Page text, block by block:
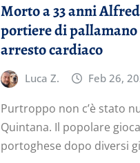
Morto a 33 anni
portiere di
arresto cardiaco
Luca Z. Feb 26,
Purtroppo non c’è stato
Quintana. Il popolare
portoghese dopo diversi